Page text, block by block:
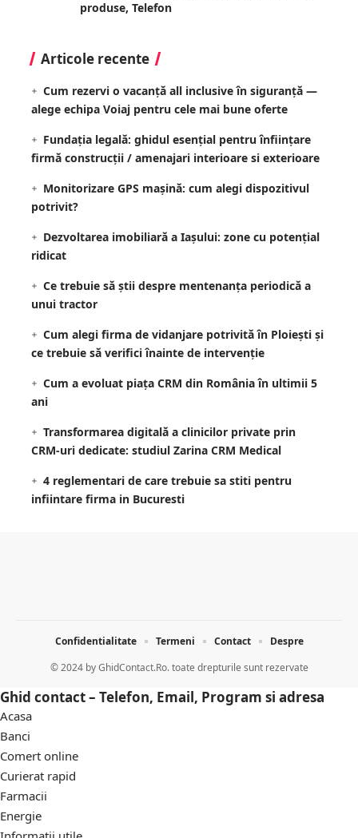
produse, Telefon
Articole recente
Cum rezervi o vacanță all inclusive în siguranță —
alege echipa Voiaj pentru cele mai bune oferte
Fundația legală: ghidul esențial pentru înființare
firmă construcții / amenajari interioare si exterioare
Monitorizare GPS mașină: cum alegi dispozitivul
potrivit?
Dezvoltarea imobiliară a Iașului: zone cu potențial
ridicat
Ce trebuie să știi despre mentenanța periodică a
unui tractor
Cum alegi firma de vidanjare potrivită în Ploiești și
ce trebuie să verifici înainte de intervenție
Cum a evoluat piața CRM din România în ultimii 5
ani
Transformarea digitală a clinicilor private prin
CRM-uri dedicate: studiul Zarina CRM Medical
4 reglementari de care trebuie sa stiti pentru
infiintare firma in Bucuresti
© 2024 byGhidContact.Ro. toate drepturile sunt rezervate
Confidentialitate Termeni Contact Despre
Ghid contact – Telefon, Email, Program si adresa
Acasa
Banci
Comert online
Curierat rapid
Farmacii
Energie